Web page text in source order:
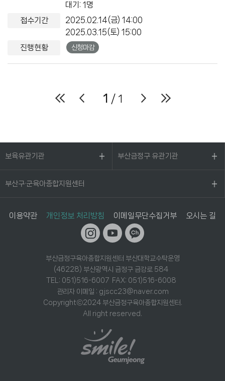
대기: 1명
2025.02.14(금) 14:00
2025.03.15(토) 15:00
신청마감
1 / 1
보육유관기관 부산금정구 유관기관
부산구·군육아종합지원센터
이용약관 개인정보 처리방침 이메일무단수집거부 오시는 길
부산금정구육아종합지원센터 부산대학교수탁운영
(46228) 부산광역시 금정구 금강로 584
TEL: 051)516-6007 FAX: 051)516-6008
관리자 이메일 : gjscc23@naver.com
Copyrightⓒ2024 부산금정구육아종합지원센터.
All right reserved.